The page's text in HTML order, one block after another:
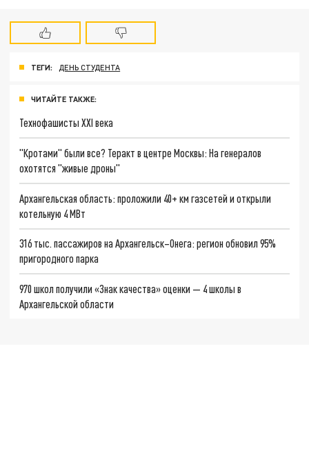
ТЕГИ: ДЕНЬ СТУДЕНТА
ЧИТАЙТЕ ТАКЖЕ:
Технофашисты XXI века
"Кротами" были все? Теракт в центре Москвы: На генералов
охотятся "живые дроны"
Архангельская область: проложили 40+ км газсетей и открыли
котельную 4 МВт
316 тыс. пассажиров на Архангельск–Онега: регион обновил 95%
пригородного парка
970 школ получили «Знак качества» оценки — 4 школы в
Архангельской области